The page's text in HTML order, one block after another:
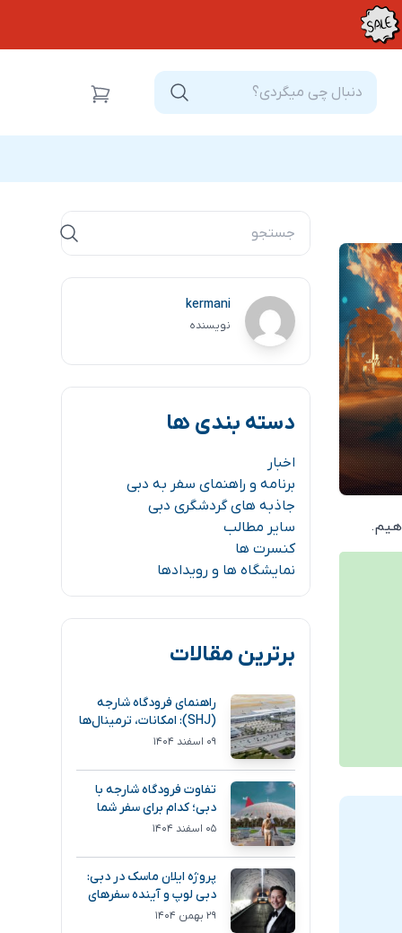
kermani
نویسنده
دسته بندی ها
اخبار
برنامه و راهنمای سفر به دبی
جاذبه های گردشگری دبی
سایر مطالب
کنسرت ها
نمایشگاه ها و رویدادها
برترین مقالات
راهنمای فرودگاه شارجه
(SHJ): امکانات، ترمینال‌ها
و مسیر دسترسی
۰۹ اسفند ۱۴۰۴
تفاوت فرودگاه شارجه با
دبی؛ کدام برای سفر شما
انتخاب بهتری است؟
۰۵ اسفند ۱۴۰۴
پروژه ایلان ماسک در دبی:
دبی لوپ و آینده سفرهای
فوق سریع
۲۹ بهمن ۱۴۰۴